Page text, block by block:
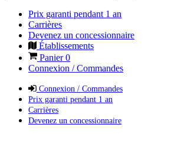
Prix garanti pendant 1 an
Carrières
Devenez un concessionnaire
Établissements
Panier0
Connexion / Commandes
Connexion / Commandes
Prix garanti pendant 1 an
Carrières
Devenez un concessionnaire